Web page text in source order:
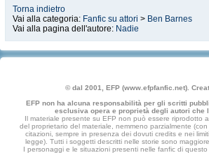
Torna indietro
Vai alla categoria: Fanfic su attori > Ben Barnes
Vai alla pagina dell'autore: Nadie
© dal 2001, EFP (www.efpfanfic.net).
EFP non ha alcuna responsabilità per gli scritti
esclusiva opera e proprietà degli autori che
Il materiale presente su EFP non può essere riprodotto
del proprietario del materiale, nemmeno parzialmente
citazioni, sempre in presenza dei dovuti credits e nei
legge). Tutti i soggetti descritti nelle storie sono
I personaggi e le situazioni presenti nelle fanfic di